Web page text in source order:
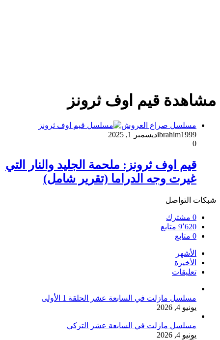
مشاهدة قيم اوف ثرونز
مسلسل صراع العروش
ibrahim1999ديسمبر 1, 2025
0
قيم اوف ثرونز: ملحمة الجليد والنار التي
غيرت وجه الدراما (تقرير شامل)
شبكات التواصل
0 مشترك
9٬620 متابع
0 متابع
الأشهر
الأخيرة
تعليقات
مسلسل مازلت في السابعة عشر الحلقة 1 الأولى
يونيو 4, 2026
مسلسل مازلت في السابعة عشر التركي
يونيو 4, 2026